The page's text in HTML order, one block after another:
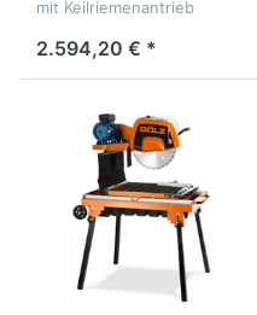
mit Keilriemenantrieb
2.594,20 € *